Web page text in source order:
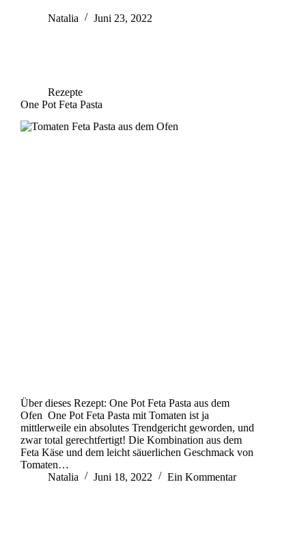
Natalia Juni 23, 2022
Rezepte
One Pot Feta Pasta
Über dieses Rezept: One Pot Feta Pasta aus dem
Ofen One Pot Feta Pasta mit Tomaten ist ja
mittlerweile ein absolutes Trendgericht geworden, und
zwar total gerechtfertigt! Die Kombination aus dem
Feta Käse und dem leicht säuerlichen Geschmack von
Tomaten…
Natalia
Juni 18, 2022 Ein Kommentar